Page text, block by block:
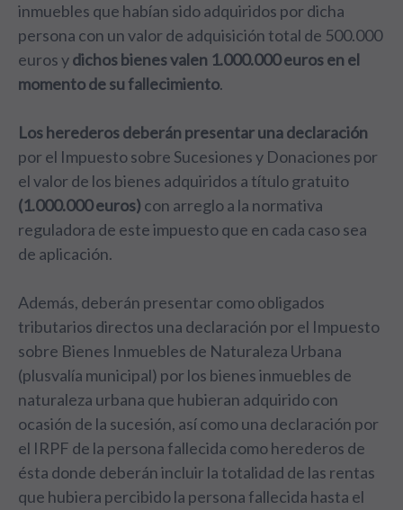
inmuebles que habían sido adquiridos por dicha
persona con un valor de adquisición total de 500.000
euros ydichos bienes valen 1.000.000 euros en el
momento de su fallecimiento.
Los herederos deberán presentar una declaración
por el Impuesto sobre Sucesiones y Donaciones por
el valor de los bienes adquiridos a título gratuito
(1.000.000 euros) con arreglo a la normativa
reguladora de este impuesto que en cada caso sea
de aplicación.
Además, deberán presentar como obligados
tributarios directos una declaración por el Impuesto
sobre Bienes Inmuebles de Naturaleza Urbana
(plusvalía municipal) por los bienes inmuebles de
naturaleza urbana que hubieran adquirido con
ocasión de la sucesión, así como una declaración por
el IRPF de la persona fallecida como herederos de
ésta donde deberán incluir la totalidad de las rentas
que hubiera percibido la persona fallecida hasta el